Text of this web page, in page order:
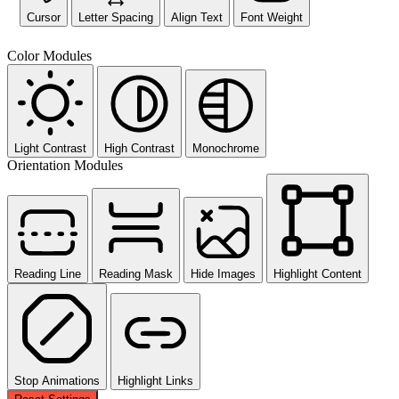
Cursor Letter Spacing Align Text Font Weight
Color Modules
Light Contrast High Contrast Monochrome
Orientation Modules
Reading Line Reading Mask Hide Images Highlight Content
Stop Animations
Highlight Links